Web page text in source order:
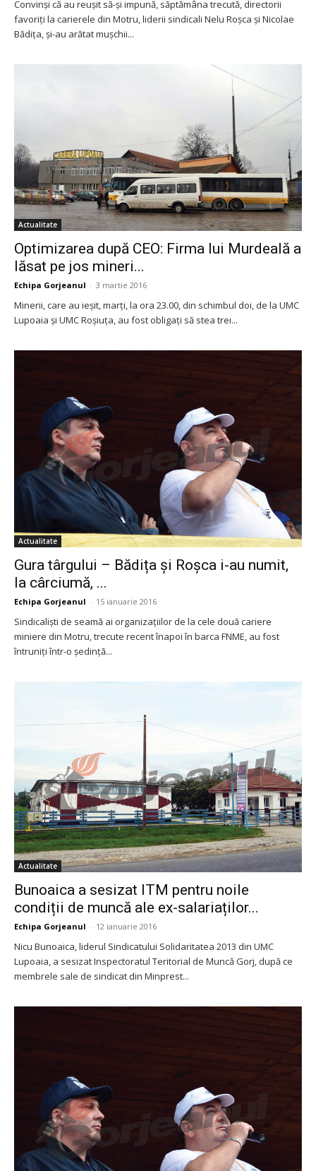
Convinși că au reușit să-și impună, săptămâna trecută, directorii
favoriți la carierele din Motru, liderii sindicali Nelu Roșca și Nicolae
Bădița, și-au arătat mușchii...
Actualitate
Optimizarea după CEO: Firma lui Murdeală a
lăsat pe jos mineri...
Echipa Gorjeanul - 3 martie 2016
Minerii, care au ieșit, marți, la ora 23.00, din schimbul doi, de la UMC
Lupoaia și UMC Roșiuța, au fost obligați să stea trei...
Actualitate
Gura târgului – Bădița și Roșca i-au numit,
la cârciumă, ...
Echipa Gorjeanul - 15 ianuarie 2016
Sindicaliști de seamă ai organizațiilor de la cele două cariere
miniere din Motru, trecute recent înapoi în barca FNME, au fost
întruniți într-o ședință...
Actualitate
Bunoaica a sesizat ITM pentru noile
condiții de muncă ale ex-salariaților...
Echipa Gorjeanul - 12 ianuarie 2016
Nicu Bunoaica, liderul Sindicatului Solidaritatea 2013 din UMC
Lupoaia, a sesizat Inspectoratul Teritorial de Muncă Gorj, după ce
membrele sale de sindicat din Minprest...